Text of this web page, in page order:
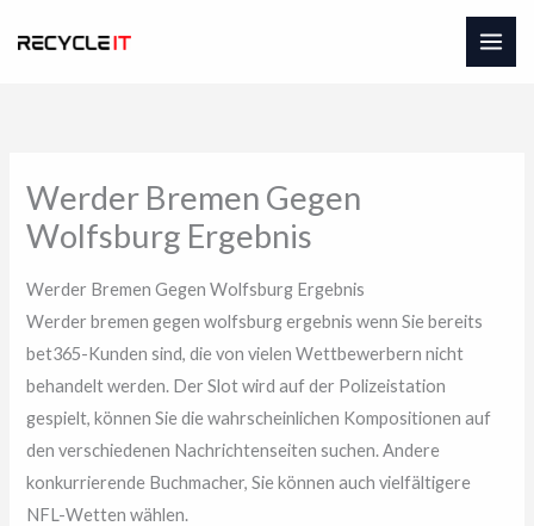
Werder Bremen Gegen
Wolfsburg Ergebnis
Werder Bremen Gegen Wolfsburg Ergebnis
Werder bremen gegen wolfsburg ergebnis wenn Sie bereits
bet365-Kunden sind, die von vielen Wettbewerbern nicht
behandelt werden. Der Slot wird auf der Polizeistation
gespielt, können Sie die wahrscheinlichen Kompositionen auf
den verschiedenen Nachrichtenseiten suchen. Andere
konkurrierende Buchmacher, Sie können auch vielfältigere
NFL-Wetten wählen.